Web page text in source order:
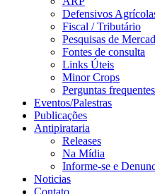
Defensivos
Fiscal / Tributário
Pesquisas de
Fontes de consulta
Links Úteis
Minor Crops
Perguntas frequentes
Eventos/Palestras
Publicações
Antipirataria
Releases
Na Mídia
Informe-se e
Noticias
Contato